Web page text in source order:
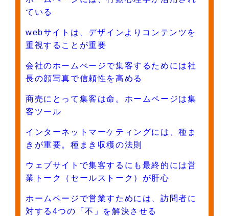
ている
webサイトは、デザインよりコンテンツを
重視することが重要
会社のホームぺージで集客するためには社
長の顔写真で信頼性を高める
商売にとって集客は命。ホームページは集
客ツール
インターネットマーケティングには、種ま
きが重要。種まき収穫の法則
ウェブサイトで集客するにも最終的には営
業トーク（セールストーク）が肝心
ホームページで営業すためには、訪問者に
対する4つの「不」を解決させる